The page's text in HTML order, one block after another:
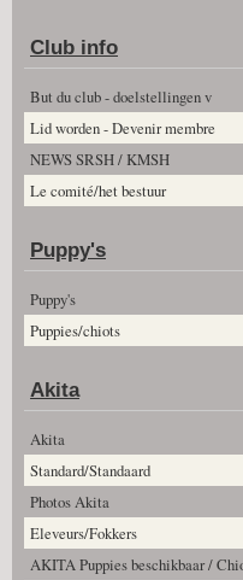
Club info
But du club - doelstellingen v
Lid worden - Devenir membre
NEWS SRSH / KMSH
Le comité/het bestuur
Puppy's
Puppy's
Puppies/chiots
Akita
Akita
Standard/Standaard
Photos Akita
Eleveurs/Fokkers
AKITA Puppies beschikbaar /